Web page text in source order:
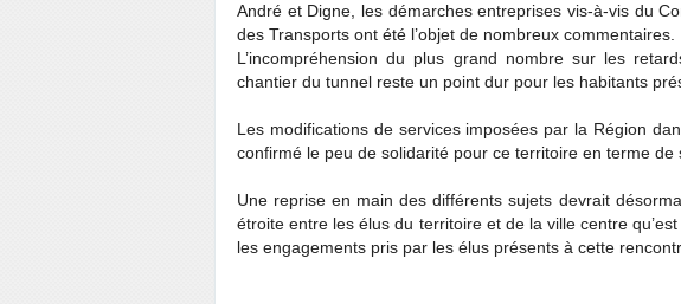
André et Digne, les démarches entreprises vis-à-vis du
des Transports ont été l’objet de nombreux commentaires.
L’incompréhension du plus grand nombre sur les
chantier du tunnel reste un point dur pour les habitants
Les modifications de services imposées par la Région
confirmé le peu de solidarité pour ce territoire en terme
Une reprise en main des différents sujets devrait
étroite entre les élus du territoire et de la ville centre
les engagements pris par les élus présents à cette